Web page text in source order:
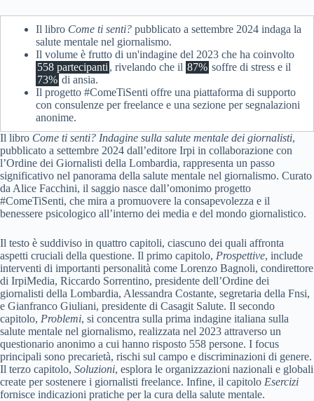
Il libro Come ti senti? pubblicato a settembre 2024 indaga la
salute mentale nel giornalismo.
Il volume è frutto di un'indagine del 2023 che ha coinvolto
558 partecipanti , rivelando che il 87% soffre di stress e il
73% di ansia.
Il progetto #ComeTiSenti offre una piattaforma di supporto
con consulenze per freelance e una sezione per segnalazioni
anonime.
Il libro Come ti senti? Indagine sulla salute mentale dei giornalisti,
pubblicato a settembre 2024 dall’editore Irpi in collaborazione con
l’Ordine dei Giornalisti della Lombardia, rappresenta un passo
significativo nel panorama della salute mentale nel giornalismo. Curato
da Alice Facchini, il saggio nasce dall’omonimo progetto
#ComeTiSenti, che mira a promuovere la consapevolezza e il
benessere psicologico all’interno dei media e del mondo giornalistico.
Il testo è suddiviso in quattro capitoli, ciascuno dei quali affronta
aspetti cruciali della questione. Il primo capitolo, Prospettive, include
interventi di importanti personalità come Lorenzo Bagnoli, condirettore
di IrpiMedia, Riccardo Sorrentino, presidente dell’Ordine dei
giornalisti della Lombardia, Alessandra Costante, segretaria della Fnsi,
e Gianfranco Giuliani, presidente di Casagit Salute. Il secondo
capitolo, Problemi, si concentra sulla prima indagine italiana sulla
salute mentale nel giornalismo, realizzata nel 2023 attraverso un
questionario anonimo a cui hanno risposto 558 persone. I focus
principali sono precarietà, rischi sul campo e discriminazioni di genere.
Il terzo capitolo, Soluzioni, esplora le organizzazioni nazionali e globali
create per sostenere i giornalisti freelance. Infine, il capitolo Esercizi
fornisce indicazioni pratiche per la cura della salute mentale.